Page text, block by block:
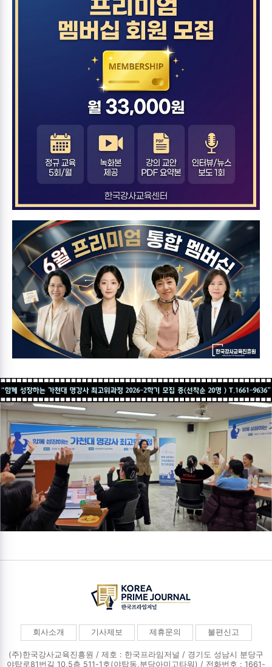
회사소개 기사제보 제휴문의 불편신고
(주)한국강사교육진흥원 / 제호 : 한국프라임저널 / 경기도 성남시 분당구
야탑로81번길 10,5층 511-1호(야탑동,분당아미고타워) / 전화번호 : 1661-